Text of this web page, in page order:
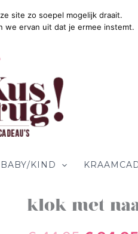
Gratis
BABY/KIND
klok met
site zo soepel mogelijk draait.
we ervan uit dat je ermee instemt.